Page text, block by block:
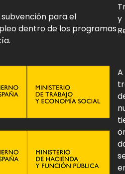
para el
dentro de los programas
y
A